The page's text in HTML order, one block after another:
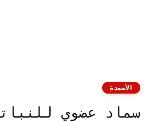
الأسمدة
سماد عضوي